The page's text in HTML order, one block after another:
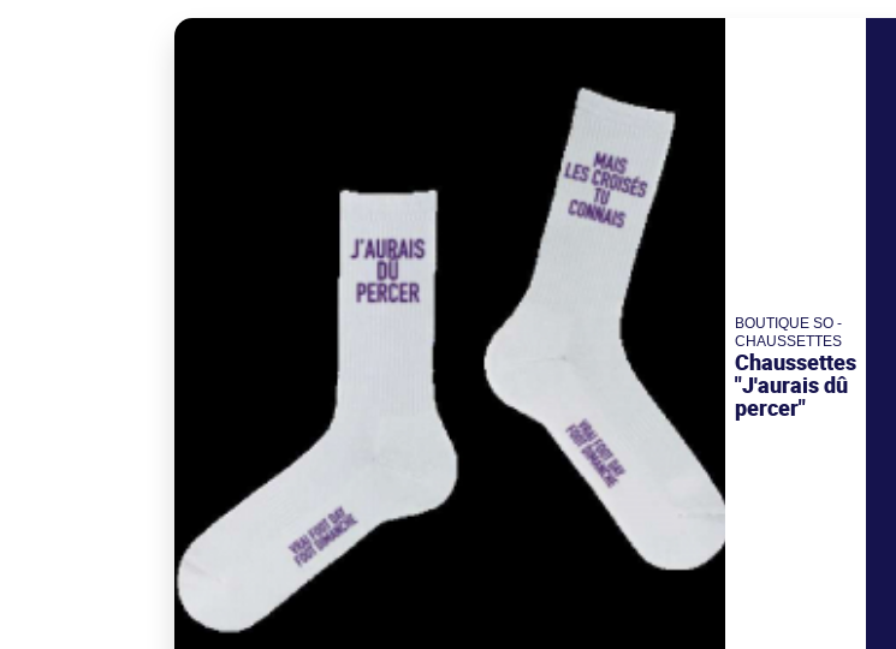
BOUTIQUE SO -
CHAUSSETTES
Chaussettes
"J'aurais dû
percer"